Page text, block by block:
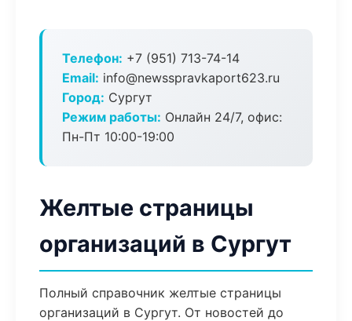
Телефон: +7 (951) 713-74-14
Email: info@newsspravkaport623.ru
Город: Сургут
Режим работы: Онлайн 24/7, офис:
Пн-Пт 10:00-19:00
Желтые страницы
организаций в Сургут
Полный справочник желтые страницы
организаций в Сургут. От новостей до